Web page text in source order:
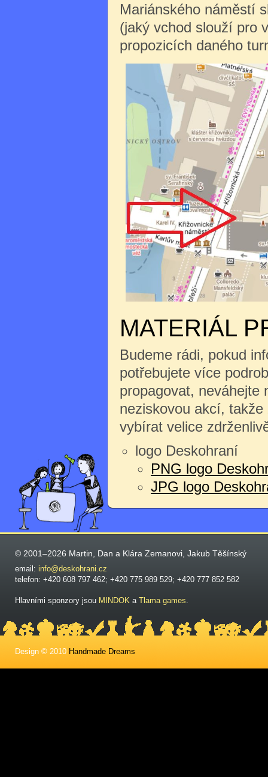
Mariánského náměstí
(jaký vchod slouží pro
propozicích daného
MATERIÁL
Budeme rádi, pokud
potřebujete více
propagovat, neváhejte
neziskovou akcí,
vybírat velice
logo Deskohraní
PNG logo
JPG logo
© 2001–2026 Martin, Dan a Klára Zemanovi, Jakub Těšínský
email: info@deskohrani.cz
telefon: +420 608 797 462; +420 775 989 529; +420 777 852 582
Hlavními sponzory jsou MINDOK a Tlama games
Design © 2010 Handmade Dreams